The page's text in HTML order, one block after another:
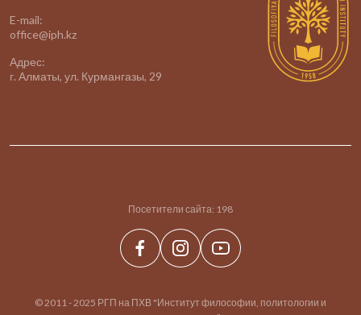
E-mail:
office@iph.kz
Адрес:
г. Алматы, ул. Курмангазы, 29
Посетители сайта: 198
© 2011 - 2025 РГП на ПХВ "Институт философии, политологии и